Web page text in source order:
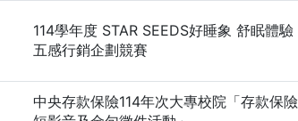
114學年度 STAR SEEDS好睡象 舒眠體驗
五感行銷企劃競賽
中央存款保險114年次大專校院「存款保險